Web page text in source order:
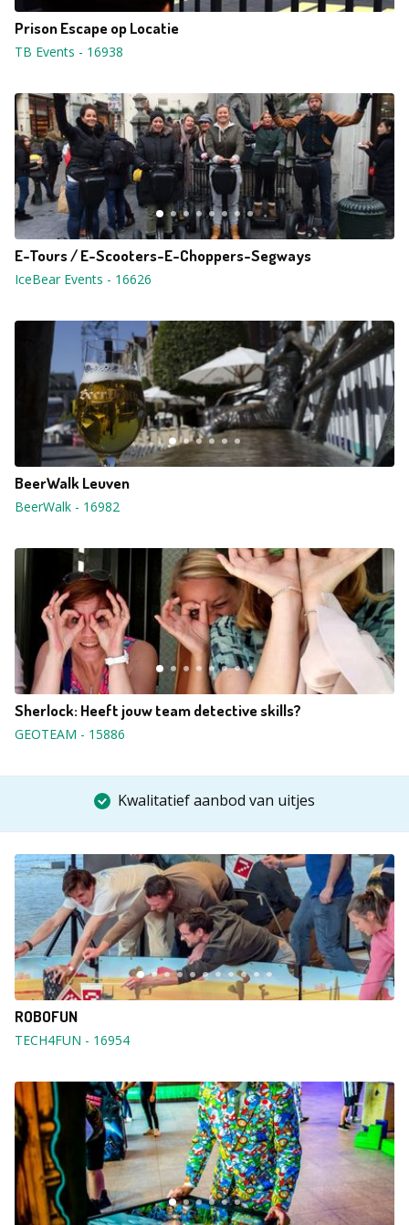
Prison Escape op Locatie
TB Events - 16938
E-Tours / E-Scooters-E-Choppers-Segways
IceBear Events - 16626
BeerWalk Leuven
BeerWalk - 16982
Sherlock: Heeft jouw team detective skills?
GEOTEAM - 15886
Kwalitatief aanbod van uitjes
ROBOFUN
TECH4FUN - 16954